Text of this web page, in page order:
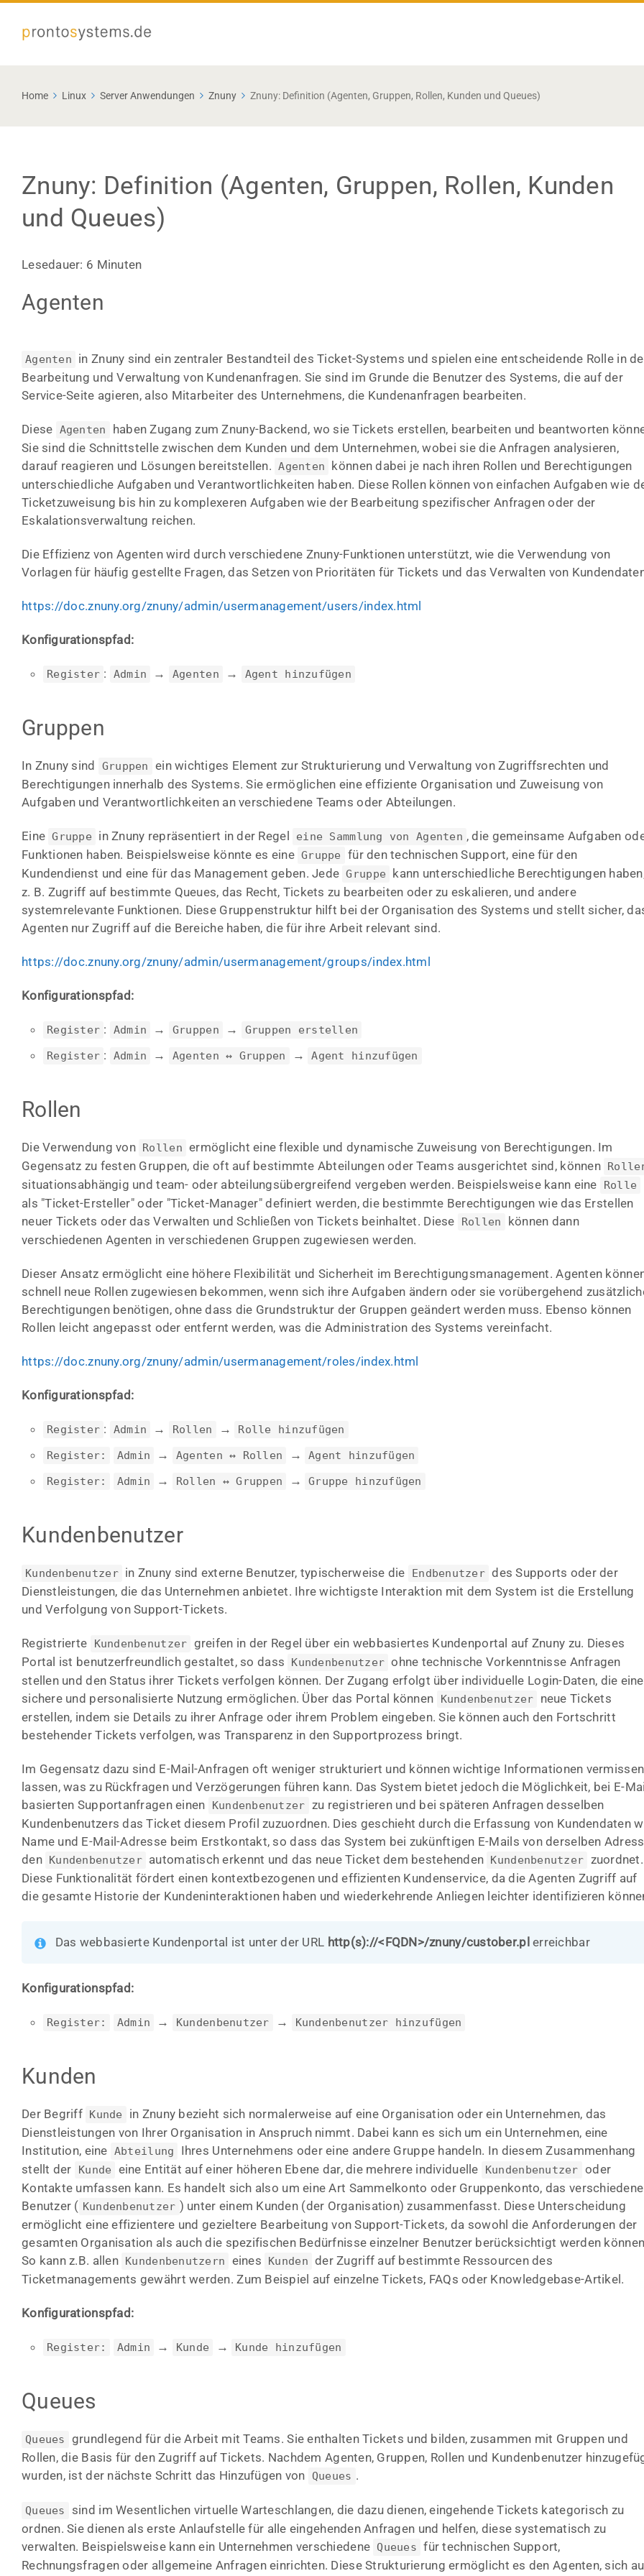
Home Linux Server Anwendungen Znuny Znuny: Definition (Agenten, Gruppen, Rollen, Kunden und Queues)
Znuny: Definition (Agenten, Gruppen, Rollen, Kunden
und Queues)
Lesedauer: 6 Minuten
Agenten
Agenten
in Znuny sind ein zentraler Bestandteil des Ticket-Systems und spielen eine entscheidende Rolle in
Bearbeitung und Verwaltung von Kundenanfragen. Sie sind im Grunde die Benutzer des Systems, die auf der
Service-Seite agieren, also Mitarbeiter des Unternehmens, die Kundenanfragen bearbeiten.
Diese Agenten
haben Zugang zum Znuny-Backend, wo sie Tickets erstellen, bearbeiten und beantworten
Sie sind die Schnittstelle zwischen dem Kunden und dem Unternehmen, wobei sie die Anfragen analysieren,
darauf reagieren und Lösungen bereitstellen. Agenten
können dabei je nach ihren Rollen und Berechtigungen
unterschiedliche Aufgaben und Verantwortlichkeiten haben. Diese Rollen können von einfachen Aufgaben wie
Ticketzuweisung bis hin zu komplexeren Aufgaben wie der Bearbeitung spezifischer Anfragen oder der
Eskalationsverwaltung reichen.
Die Effizienz von Agenten wird durch verschiedene Znuny-Funktionen unterstützt, wie die Verwendung von
Vorlagen für häufig gestellte Fragen, das Setzen von Prioritäten für Tickets und das Verwalten von
https://doc.znuny.org/znuny/admin/usermanagement/users/index.html
Konfigurationspfad:
Register : Admin → Agenten → Agent hinzufügen
Gruppen
In Znuny sind Gruppen
ein wichtiges Element zur Strukturierung und Verwaltung von Zugriffsrechten und
Berechtigungen innerhalb des Systems. Sie ermöglichen eine effiziente Organisation und Zuweisung von
Aufgaben und Verantwortlichkeiten an verschiedene Teams oder Abteilungen.
Eine Gruppe in Znuny repräsentiert in der Regel eine Sammlung von Agenten , die gemeinsame Aufgaben
Funktionen haben. Beispielsweise könnte es eine Gruppe
für den technischen Support, eine für den
Kundendienst und eine für das Management geben. Jede Gruppe
kann unterschiedliche Berechtigungen
z. B. Zugriff auf bestimmte Queues, das Recht, Tickets zu bearbeiten oder zu eskalieren, und andere
systemrelevante Funktionen. Diese Gruppenstruktur hilft bei der Organisation des Systems und stellt sicher,
Agenten nur Zugriff auf die Bereiche haben, die für ihre Arbeit relevant sind.
https://doc.znuny.org/znuny/admin/usermanagement/groups/index.html
Konfigurationspfad:
Register : Admin → Gruppen →
Gruppen erstellen
Register : Admin → Agenten ↔ Gruppen → Agent hinzufügen
Rollen
Die Verwendung von Rollen ermöglicht eine flexible und dynamische Zuweisung von Berechtigungen. Im
Gegensatz zu festen Gruppen, die oft auf bestimmte Abteilungen oder Teams ausgerichtet sind, können
situationsabhängig und team- oder abteilungsübergreifend vergeben werden. Beispielsweise kann eine Rolle
als "Ticket-Ersteller" oder "Ticket-Manager" definiert werden, die bestimmte Berechtigungen wie das Erstellen
neuer Tickets oder das Verwalten und Schließen von Tickets beinhaltet. Diese
Rollen
können dann
verschiedenen Agenten in verschiedenen Gruppen zugewiesen werden.
Dieser Ansatz ermöglicht eine höhere Flexibilität und Sicherheit im Berechtigungsmanagement. Agenten
schnell neue Rollen zugewiesen bekommen, wenn sich ihre Aufgaben ändern oder sie vorübergehend
Berechtigungen benötigen, ohne dass die Grundstruktur der Gruppen geändert werden muss. Ebenso können
Rollen leicht angepasst oder entfernt werden, was die Administration des Systems vereinfacht.
https://doc.znuny.org/znuny/admin/usermanagement/roles/index.html
Konfigurationspfad:
Register : Admin → Rollen →
Rolle hinzufügen
Register:
Admin → Agenten ↔ Rollen →
Agent hinzufügen
Register:
Admin → Rollen ↔ Gruppen → Gruppe hinzufügen
Kundenbenutzer
Kundenbenutzer in Znuny sind externe Benutzer, typischerweise die Endbenutzer des Supports oder der
Dienstleistungen, die das Unternehmen anbietet. Ihre wichtigste Interaktion mit dem System ist die Erstellung
und Verfolgung von Support-Tickets.
Registrierte Kundenbenutzer greifen in der Regel über ein webbasiertes Kundenportal auf Znuny zu. Dieses
Portal ist benutzerfreundlich gestaltet, so dass
Kundenbenutzer ohne technische Vorkenntnisse Anfragen
stellen und den Status ihrer Tickets verfolgen können. Der Zugang erfolgt über individuelle Login-Daten, die eine
sichere und personalisierte Nutzung ermöglichen. Über das Portal können
Kundenbenutzer
neue Tickets
erstellen, indem sie Details zu ihrer Anfrage oder ihrem Problem eingeben. Sie können auch den Fortschritt
bestehender Tickets verfolgen, was Transparenz in den Supportprozess bringt.
Im Gegensatz dazu sind E-Mail-Anfragen oft weniger strukturiert und können wichtige Informationen vermissen
lassen, was zu Rückfragen und Verzögerungen führen kann. Das System bietet jedoch die Möglichkeit, bei E-
basierten Supportanfragen einen
Kundenbenutzer zu registrieren und bei späteren Anfragen desselben
Kundenbenutzers das Ticket diesem Profil zuzuordnen. Dies geschieht durch die Erfassung von Kundendaten
Name und E-Mail-Adresse beim Erstkontakt, so dass das System bei zukünftigen E-Mails von derselben
den
Kundenbenutzer automatisch erkennt und das neue Ticket dem bestehenden Kundenbenutzer zuordnet.
Diese Funktionalität fördert einen kontextbezogenen und effizienten Kundenservice, da die Agenten Zugriff auf
die gesamte Historie der Kundeninteraktionen haben und wiederkehrende Anliegen leichter identifizieren
Das webbasierte Kundenportal ist unter der URL http(s)://<FQDN>/znuny/custober.pl erreichbar
Konfigurationspfad:
Register: Admin → Kundenbenutzer → Kundenbenutzer hinzufügen
Kunden
Der Begriff Kunde
in Znuny bezieht sich normalerweise auf eine Organisation oder ein Unternehmen, das
Dienstleistungen von Ihrer Organisation in Anspruch nimmt. Dabei kann es sich um ein Unternehmen, eine
Institution, eine Abteilung
Ihres Unternehmens oder eine andere Gruppe handeln. In diesem Zusammenhang
stellt der
Kunde eine Entität auf einer höheren Ebene dar, die mehrere individuelle Kundenbenutzer oder
Kontakte umfassen kann. Es handelt sich also um eine Art Sammelkonto oder Gruppenkonto, das verschiedene
Benutzer ( Kundenbenutzer ) unter einem Kunden (der Organisation) zusammenfasst. Diese Unterscheidung
ermöglicht eine effizientere und gezieltere Bearbeitung von Support-Tickets, da sowohl die Anforderungen der
gesamten Organisation als auch die spezifischen Bedürfnisse einzelner Benutzer berücksichtigt werden
So kann z.B. allen
Kundenbenutzern eines Kunden der Zugriff auf bestimmte Ressourcen des
Ticketmanagements gewährt werden. Zum Beispiel auf einzelne Tickets, FAQs oder Knowledgebase-Artikel.
Konfigurationspfad:
Register: Admin → Kunde → Kunde hinzufügen
Queues
Queues
grundlegend für die Arbeit mit Teams. Sie enthalten Tickets und bilden, zusammen mit Gruppen und
Rollen, die Basis für den Zugriff auf Tickets. Nachdem Agenten, Gruppen, Rollen und Kundenbenutzer
wurden, ist der nächste Schritt das Hinzufügen von
Queues .
Queues
sind im Wesentlichen virtuelle Warteschlangen, die dazu dienen, eingehende Tickets kategorisch zu
ordnen. Sie dienen als erste Anlaufstelle für alle eingehenden Anfragen und helfen, diese systematisch zu
verwalten. Beispielsweise kann ein Unternehmen verschiedene Queues für technischen Support,
Rechnungsfragen oder allgemeine Anfragen einrichten. Diese Strukturierung ermöglicht es den Agenten, sich